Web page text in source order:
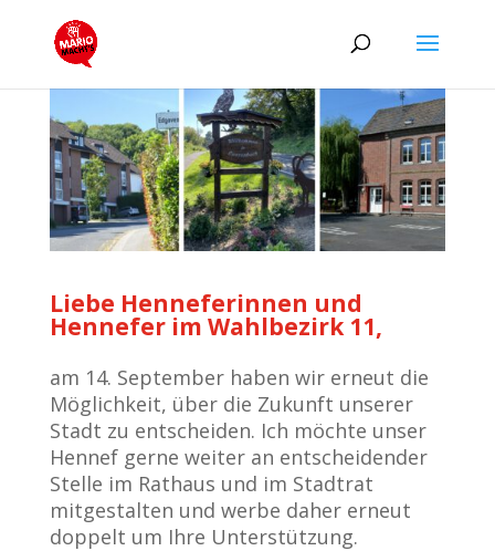
Liebe Henneferinnen und
Hennefer im Wahlbezirk 11,
am 14. September haben wir erneut die
Möglichkeit, über die Zukunft unserer
Stadt zu entscheiden. Ich möchte unser
Hennef gerne weiter an entscheidender
Stelle im Rathaus und im Stadtrat
mitgestalten und werbe daher erneut
doppelt um Ihre Unterstützung.